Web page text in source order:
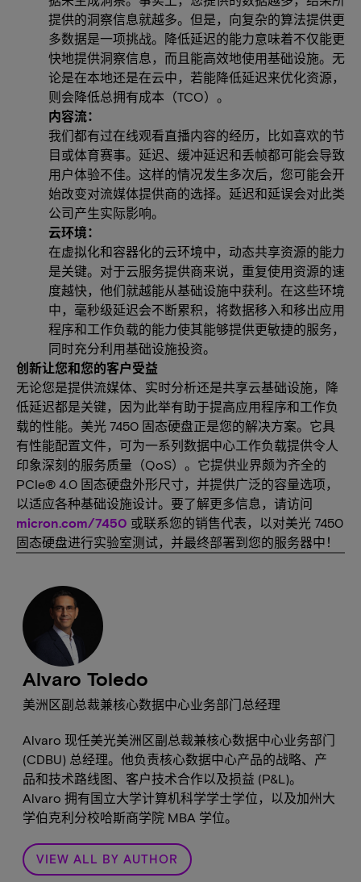
提供的洞察信息就越多。但是，向复杂的算法提供更
多数据是一项挑战。降低延迟的能力意味着不仅能更
快地提供洞察信息，而且能高效地使用基础设施。无
论是在本地还是在云中，若能降低延迟来优化资源，
则会降低总拥有成本（TCO）。
内容流：
我们都有过在线观看直播内容的经历，比如喜欢的节
目或体育赛事。延迟、缓冲延迟和丢帧都可能会导致
用户体验不佳。这样的情况发生多次后，您可能会开
始改变对流媒体提供商的选择。延迟和延误会对此类
公司产生实际影响。
云环境：
在虚拟化和容器化的云环境中，动态共享资源的能力
是关键。对于云服务提供商来说，重复使用资源的速
度越快，他们就越能从基础设施中获利。在这些环境
中，毫秒级延迟会不断累积，将数据移入和移出应用
程序和工作负载的能力使其能够提供更敏捷的服务，
同时充分利用基础设施投资。
创新让您和您的客户受益
无论您是提供流媒体、实时分析还是共享云基础设施，降
低延迟都是关键，因为此举有助于提高应用程序和工作负
载的性能。美光 7450 固态硬盘正是您的解决方案。它具
有性能配置文件，可为一系列数据中心工作负载提供令人
印象深刻的服务质量（QoS）。它提供业界颇为齐全的
PCIe® 4.0 固态硬盘外形尺寸，并提供广泛的容量选项，
以适应各种基础设施设计。要了解更多信息，请访问
micron.com/7450 或联系您的销售代表，以对美光 7450
固态硬盘进行实验室测试，并最终部署到您的服务器中！
美洲区副总裁兼核心数据中心业务部门总经理
Alvaro Toledo
Alvaro 现任美光美洲区副总裁兼核心数据中心业务部门
(CDBU) 总经理。他负责核心数据中心产品的战略、产
品和技术路线图、客户技术合作以及损益 (P&L)。
Alvaro 拥有国立大学计算机科学学士学位，以及加州大
学伯克利分校哈斯商学院 MBA 学位。
VIEW ALL BY AUTHOR